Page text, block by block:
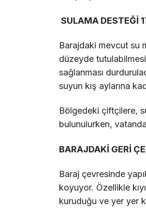
SULAMA DESTEĞİ
Barajdaki mevcut su
düzeyde tutulabilmesi
sağlanması
suyun kış aylarına
Bölgedeki çiftçilere,
bulunulurken,
BARAJDAKİ GERİ
Baraj çevresinde
koyuyor. Özellikle
kuruduğu ve yer yer